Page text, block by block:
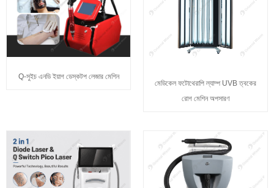
Q-সুইচ এনডি ইয়াগ ডেস্কটপ লেজার মেশিন
মেডিকেল ফটোথেরাপি ল্যাম্প UVB ত্বকের
রোগ মেশিন অপসারণ